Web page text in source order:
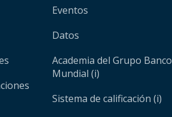
Eventos
Datos
Academia del Grupo Banco
Mundial (i)
Sistema de calificación (i)